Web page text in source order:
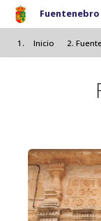
Pasar al
Fuentenebro
Inicio